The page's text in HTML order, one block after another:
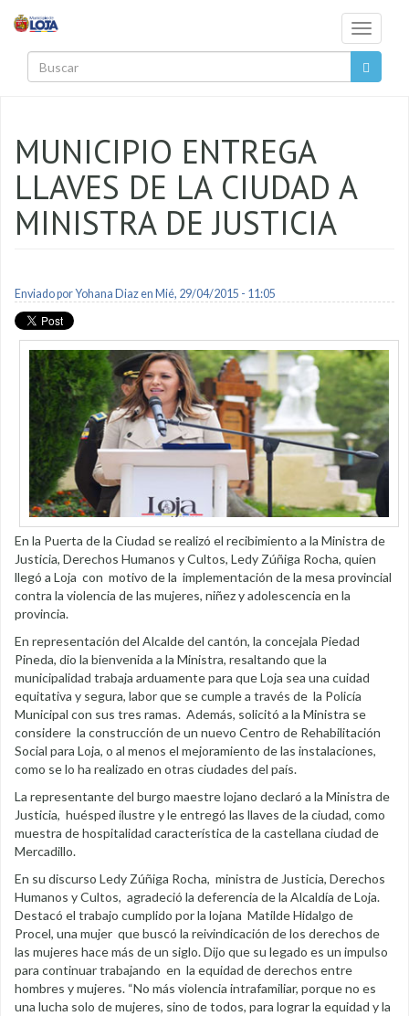
Toggle
MUNICIPIO ENTREGA
LLAVES DE LA CIUDAD A
MINISTRA DE JUSTICIA
Enviado porYohana Diazen Mié, 29/04/2015 - 11:05
En la Puerta de la Ciudad se realizó el recibimiento a la Ministra de
Justicia, Derechos Humanos y Cultos, Ledy Zúñiga Rocha, quien
llegó a Loja con motivo de la implementación de la mesa provincial
contra la violencia de las mujeres, niñez y adolescencia en la
provincia.
En representación del Alcalde del cantón, la concejala Piedad
Pineda, dio la bienvenida a la Ministra, resaltando que la
municipalidad trabaja arduamente para que Loja sea una cuidad
equitativa y segura, labor que se cumple a través de la Policía
Municipal con sus tres ramas. Además, solicitó a la Ministra se
considere la construcción de un nuevo Centro de Rehabilitación
Social para Loja, o al menos el mejoramiento de las instalaciones,
como se lo ha realizado en otras ciudades del país.
La representante del burgo maestre lojano declaró a la Ministra de
Justicia, huésped ilustre y le entregó las llaves de la ciudad, como
muestra de hospitalidad característica de la castellana ciudad de
Mercadillo.
En su discurso Ledy Zúñiga Rocha, ministra de Justicia, Derechos
Humanos y Cultos, agradeció la deferencia de la Alcaldía de Loja.
Destacó el trabajo cumplido por la lojana Matilde Hidalgo de
Procel, una mujer que buscó la reivindicación de los derechos de
las mujeres hace más de un siglo. Dijo que su legado es un impulso
para continuar trabajando en la equidad de derechos entre
hombres y mujeres. “No más violencia intrafamiliar, porque no es
una lucha solo de mujeres, sino de todos, para lograr la equidad y la